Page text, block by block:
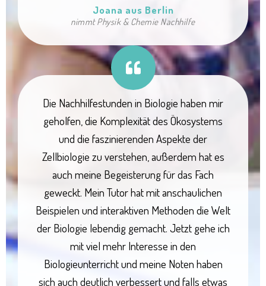
Joana aus Berlin
nimmt Physik & Chemie Nachhilfe
Die Nachhilfestunden in Biologie haben mir
geholfen, die Komplexität des Ökosystems
und die faszinierenden Aspekte der
Zellbiologie zu verstehen, außerdem hat es
auch meine Begeisterung für das Fach
geweckt. Mein Tutor hat mit anschaulichen
Beispielen und interaktiven Methoden die Welt
der Biologie lebendig gemacht. Jetzt gehe ich
mit viel mehr Interesse in den
Biologieunterricht und meine Noten haben
sich auch deutlich verbessert und falls etwas